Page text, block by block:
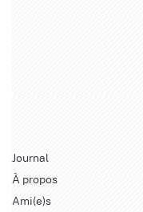
Journal
À propos
Ami(e)s